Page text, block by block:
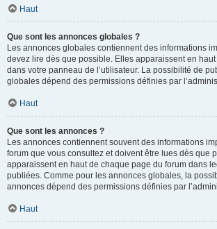
Haut
Que sont les annonces globales ?
Les annonces globales contiennent des informations
devez lire dès que possible. Elles apparaissent en
dans votre panneau de l’utilisateur. La possibilité de
globales dépend des permissions définies par
Haut
Que sont les annonces ?
Les annonces contiennent souvent des informations
forum que vous consultez et doivent être lues dès que
apparaissent en haut de chaque page du forum dans
publiées. Comme pour les annonces globales, la
annonces dépend des permissions définies par
Haut